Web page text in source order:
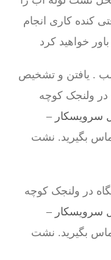
کنده کاری انجام
خواهید کرد
. یافتن و تشخیص
در ولنجک کوچه
سرویسکار –
بگیرید. نشت
در ولنجک کوچه
سرویسکار –
بگیرید. نشت